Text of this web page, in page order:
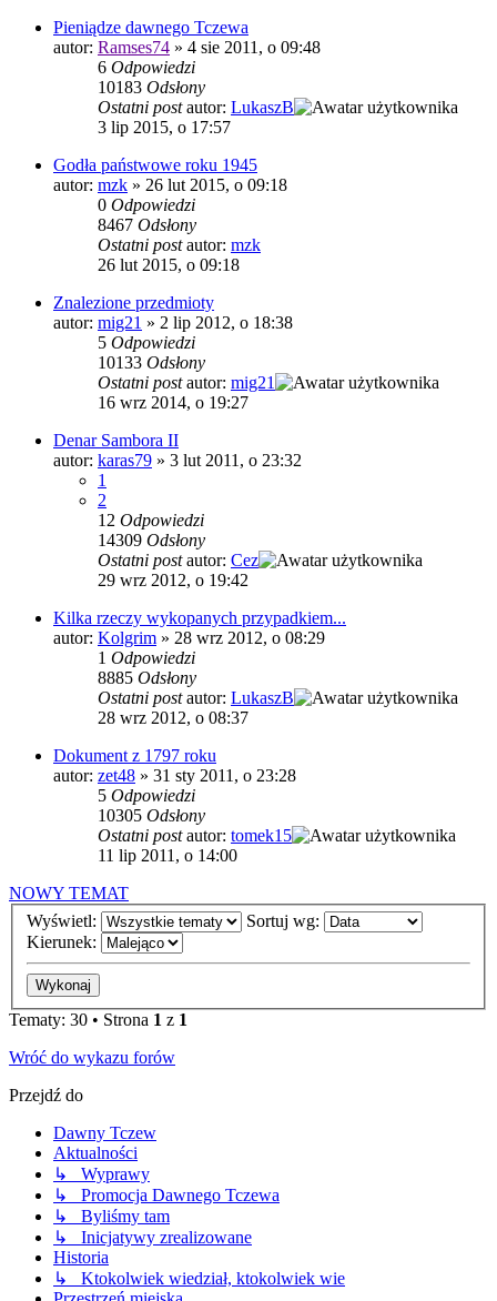
Pieniądze dawnego Tczewa
autor: Ramses74 » 4 sie 2011, o 09:48
6 Odpowiedzi
10183 Odsłony
Ostatni postautor: LukaszB
3 lip 2015, o 17:57
Godła państwowe roku 1945
autor: mzk » 26 lut 2015, o 09:18
0 Odpowiedzi
8467 Odsłony
Ostatni postautor: mzk
26 lut 2015, o 09:18
Znalezione przedmioty
autor: mig21 » 2 lip 2012, o 18:38
5 Odpowiedzi
10133 Odsłony
Ostatni postautor: mig21
16 wrz 2014, o 19:27
Denar Sambora II
autor: karas79 » 3 lut 2011, o 23:32
1
2
12 Odpowiedzi
14309 Odsłony
Ostatni postautor: Cez
29 wrz 2012, o 19:42
Kilka rzeczy wykopanych przypadkiem...
autor: Kolgrim » 28 wrz 2012, o 08:29
1 Odpowiedzi
8885 Odsłony
Ostatni postautor: LukaszB
28 wrz 2012, o 08:37
Dokument z 1797 roku
autor: zet48 » 31 sty 2011, o 23:28
5 Odpowiedzi
10305 Odsłony
Ostatni postautor: tomek15
11 lip 2011, o 14:00
NOWY TEMAT
Wyświetl:
Sortuj wg:
Kierunek:
Tematy: 30 • Strona 1 z 1
Wróć do wykazu forów
Przejdź do
Dawny Tczew
Aktualności
↳ Wyprawy
↳ Promocja Dawnego Tczewa
↳ Byliśmy tam
↳ Inicjatywy zrealizowane
Historia
↳ Ktokolwiek wiedział, ktokolwiek wie